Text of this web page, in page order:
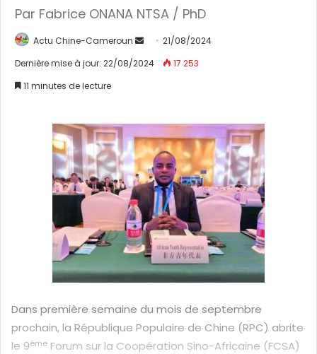
Par Fabrice ONANA NTSA / PhD
Actu Chine-Cameroun
n
e
r
u
n
o
u
r
r
i
l
21/08/2024
Dernière mise à jour: 22/08/2024
17 253
11 minutes de lecture
Dans première semaine du mois de septembre
prochain, la République Populaire de Chine (RPC) abrite
le 9éme Forum sur la Coopération Sino-Africaine (FCSA)